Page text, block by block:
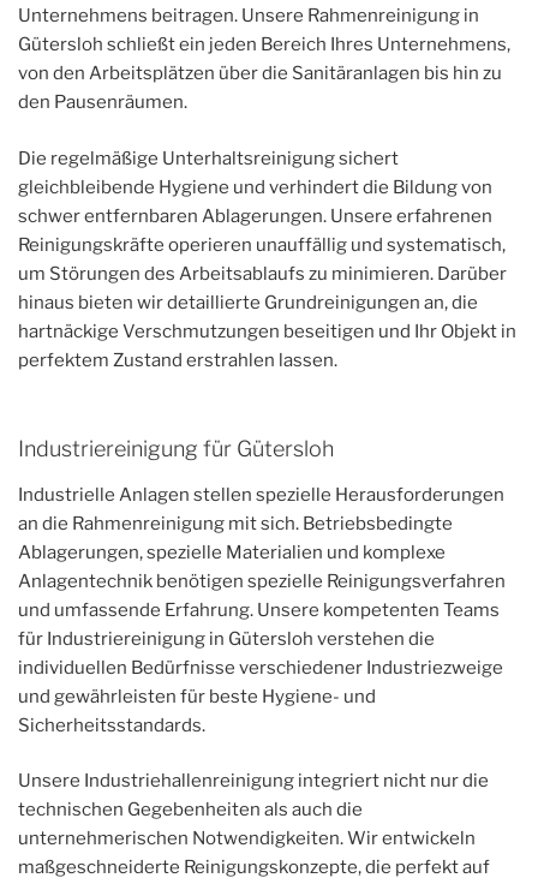
Unternehmens beitragen. Unsere Rahmenreinigung in
Gütersloh schließt ein jeden Bereich Ihres Unternehmens,
von den Arbeitsplätzen über die Sanitäranlagen bis hin zu
den Pausenräumen.
Die regelmäßige Unterhaltsreinigung sichert
gleichbleibende Hygiene und verhindert die Bildung von
schwer entfernbaren Ablagerungen. Unsere erfahrenen
Reinigungskräfte operieren unauffällig und systematisch,
um Störungen des Arbeitsablaufs zu minimieren. Darüber
hinaus bieten wir detaillierte Grundreinigungen an, die
hartnäckige Verschmutzungen beseitigen und Ihr Objekt in
perfektem Zustand erstrahlen lassen.
Industriereinigung für Gütersloh
Industrielle Anlagen stellen spezielle Herausforderungen
an die Rahmenreinigung mit sich. Betriebsbedingte
Ablagerungen, spezielle Materialien und komplexe
Anlagentechnik benötigen spezielle Reinigungsverfahren
und umfassende Erfahrung. Unsere kompetenten Teams
für Industriereinigung in Gütersloh verstehen die
individuellen Bedürfnisse verschiedener Industriezweige
und gewährleisten für beste Hygiene- und
Sicherheitsstandards.
Unsere Industriehallenreinigung integriert nicht nur die
technischen Gegebenheiten als auch die
unternehmerischen Notwendigkeiten. Wir entwickeln
maßgeschneiderte Reinigungskonzepte, die perfekt auf